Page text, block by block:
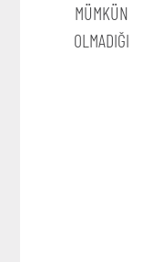
MÜMKÜN
OLMADIĞI